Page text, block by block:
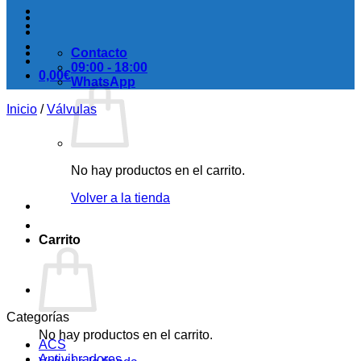
0,00€
No hay productos en el carrito.
Volver a la tienda
Carrito
No hay productos en el carrito.
Contacto
09:00 - 18:00
WhatsApp
Inicio / Válvulas
Categorías
ACS